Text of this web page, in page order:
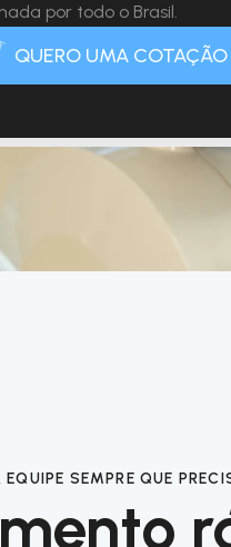
por todo o Brasil.
QUERO UMA COTAÇÃO
SEMPRE QUE